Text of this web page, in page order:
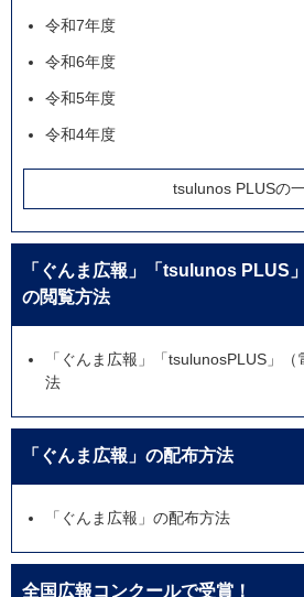
令和7年度
令和6年度
令和5年度
令和4年度
tsulunos PLUSの
「ぐんま広報」「tsulunos PLUS
の閲覧方法
「ぐんま広報」「tsulunosPLUS」
法
「ぐんま広報」の配布方法
「ぐんま広報」の配布方法
全国広報コンクールで受賞！